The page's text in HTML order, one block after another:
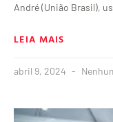
André (União Brasil),
LEIA MAIS
abril 9, 2024